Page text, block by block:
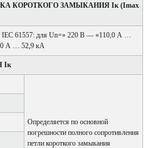
КОРОТКОГО ЗАМЫКАНИЯ Iк (Imax
IEC 61557: для Un=» 220 В — «110,0 А …
А … 52,9 кА
Iк
Определяется по основной
погрешности полного сопротивления
петли короткого замыкания